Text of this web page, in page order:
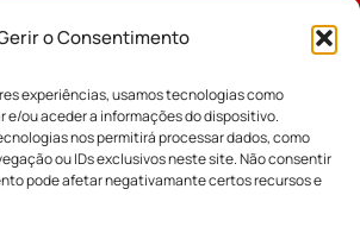
o Consentimento
experiências, usamos tecnologias como
e/ou aceder a informações do dispositivo.
nos permitirá processar dados, como
ou IDs exclusivos neste site. Não consentir
pode afetar negativamante certos recursos e
Cúria Diocesana
Fundo Diocesano